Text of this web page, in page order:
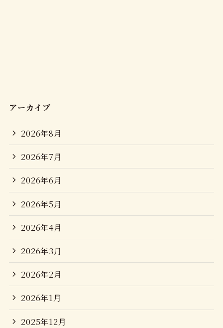
アーカイブ
2026年8月
2026年7月
2026年6月
2026年5月
2026年4月
2026年3月
2026年2月
2026年1月
2025年12月